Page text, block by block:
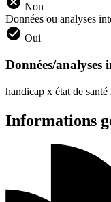
Non
Données ou analyses
Oui
Données/analyses
handicap x état de
Informations